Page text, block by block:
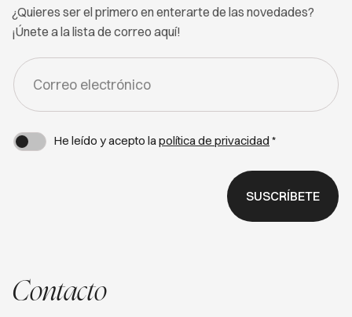
¿Quieres ser el primero en enterarte de las novedades?
¡Únete a la lista de correo aquí!
FORM
NEWSLETTER
He leído y acepto lapolítica de privacidad *
SUSCRÍBETE
Contacto